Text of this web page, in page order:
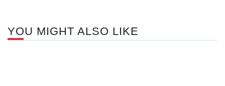
YOU MIGHT ALSO LIKE